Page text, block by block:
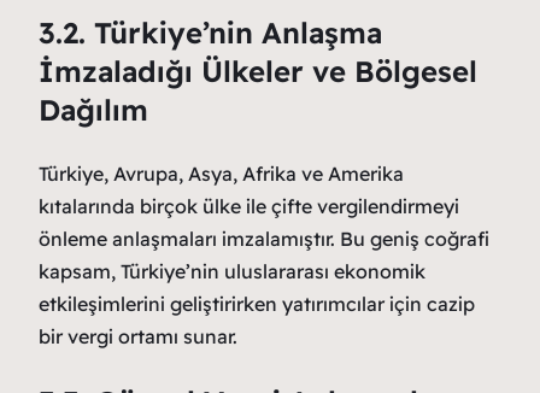
3.2. Türkiye’nin Anlaşma
İmzaladığı Ülkeler ve Bölgesel
Dağılım
Türkiye, Avrupa, Asya, Afrika ve Amerika
kıtalarında birçok ülke ile çifte vergilendirmeyi
önleme anlaşmaları imzalamıştır. Bu geniş coğrafi
kapsam, Türkiye’nin uluslararası ekonomik
etkileşimlerini geliştirirken yatırımcılar için cazip
bir vergi ortamı sunar.